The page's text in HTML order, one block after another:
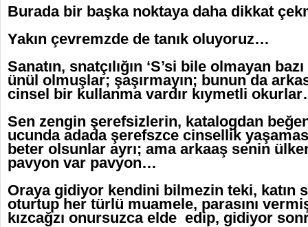
Burada bir başka noktaya daha dikkat
Yakın çevremzde de tanık oluyoruz…
Sanatın, snatçılığın ‘S’si bile olmayan
ünül olmuşlar; şaşırmayın; bunun da
cinsel bir kullanma vardır kıymetli
Sen zengin şerefsizlerin, katalogdan
ucunda adada şerefszce cinsellik
beter olsunlar ayrı; ama arkaaş senin
pavyon var pavyon…
Oraya gidiyor kendini bilmezin teki, katın
oturtup her türlü muamele, parasını
kızcağzı onursuzca elde edip, gidiyor